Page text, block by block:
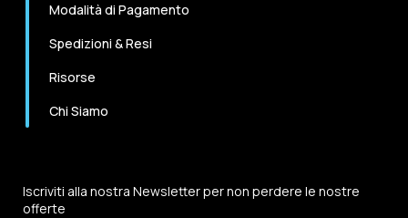
Modalità di Pagamento
Spedizioni & Resi
Risorse
Chi Siamo
Iscriviti alla nostra Newsletter per non perdere le nostre
offerte